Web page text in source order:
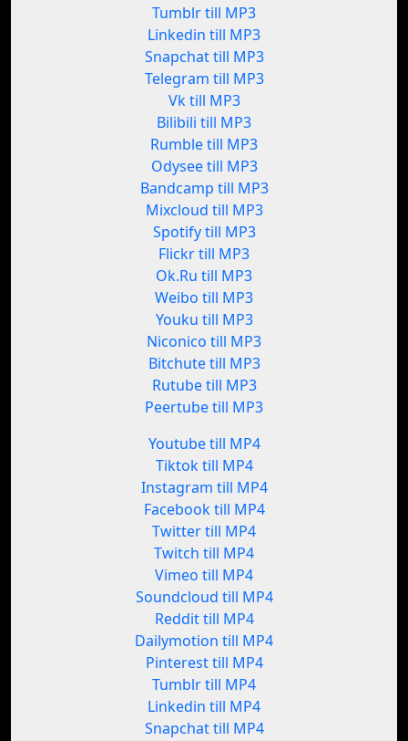
Tumblr till MP3
Linkedin till MP3
Snapchat till MP3
Telegram till MP3
Vk till MP3
Bilibili till MP3
Rumble till MP3
Odysee till MP3
Bandcamp till MP3
Mixcloud till MP3
Spotify till MP3
Flickr till MP3
Ok.Ru till MP3
Weibo till MP3
Youku till MP3
Niconico till MP3
Bitchute till MP3
Rutube till MP3
Peertube till MP3
Youtube till MP4
Tiktok till MP4
Instagram till MP4
Facebook till MP4
Twitter till MP4
Twitch till MP4
Vimeo till MP4
Soundcloud till MP4
Reddit till MP4
Dailymotion till MP4
Pinterest till MP4
Tumblr till MP4
Linkedin till MP4
Snapchat till MP4